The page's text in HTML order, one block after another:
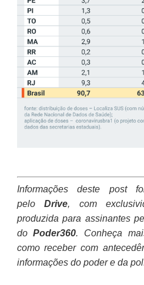
Informações deste post
peloDrive, com
produzida para assinantes
doPoder360. Conheça
como receber com
informações do poder e da